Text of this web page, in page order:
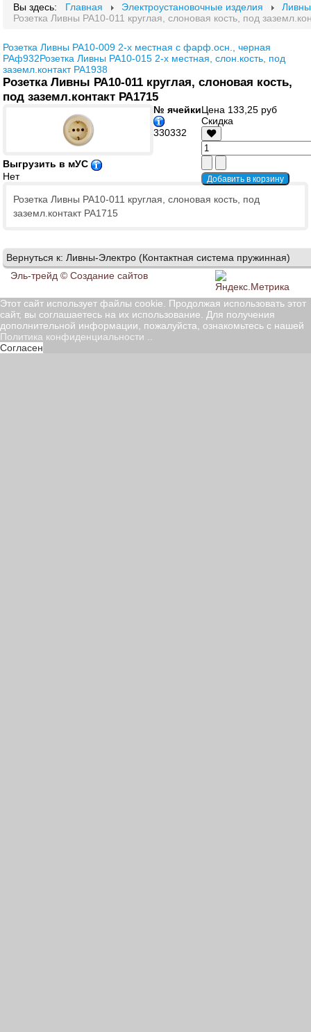
Вы здесь: Главная Электроустановочные изделия
Розетка Ливны РА10-011 круглая, слоновая кость, под
Розетка Ливны РА10-009 2-х местная с фарф.осн., черная
РАф932Розетка Ливны РА10-015 2-х местная, слон.кость, под
заземл.контакт РА1938
Розетка Ливны РА10-011 круглая, слоновая кость,
под заземл.контакт РА1715
Цена 133,25 руб
Скидка
№ ячейки
330332
Выгрузить в мУС
Нет
Розетка Ливны РА10-011 круглая, слоновая кость, под
заземл.контакт РА1715
Вернуться к: Ливны-Электро (Контактная система пружинная)
Эль-трейд © Создание сайтов
Этот сайт использует файлы cookie. Продолжая использовать этот
сайт, вы соглашаетесь на их использование. Для получения
дополнительной информации, пожалуйста, ознакомьтесь с нашей
Политика конфиденциальности
Согласен